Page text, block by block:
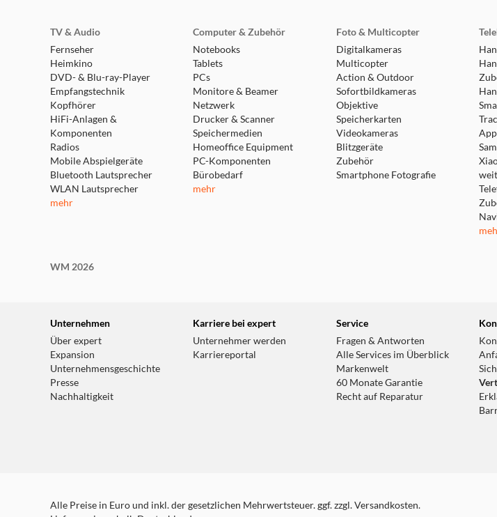
TV & Audio
Fernseher
Heimkino
DVD- & Blu-ray-Player
Empfangstechnik
Kopfhörer
HiFi-Anlagen &
Komponenten
Radios
Mobile Abspielgeräte
Bluetooth Lautsprecher
WLAN Lautsprecher
mehr
Computer & Zubehör
Notebooks
Tablets
PCs
Monitore & Beamer
Netzwerk
Drucker & Scanner
Speichermedien
Homeoffice Equipment
PC-Komponenten
Bürobedarf
mehr
Foto & Multicopter
Digitalkameras
Multicopter
Action & Outdoor
Sofortbildkameras
Objektive
Speicherkarten
Videokameras
Blitzgeräte
Zubehör
Smartphone Fotografie
WM 2026
Unternehmen
Über expert
Expansion
Unternehmensgeschichte
Presse
Nachhaltigkeit
Karriere bei expert
Unternehmer werden
Karriereportal
Service
Fragen & Antworten
Alle Services im Überblick
Markenwelt
60 Monate Garantie
Recht auf Reparatur
Alle Preise in Euro und inkl. der gesetzlichen Mehrwertsteuer. ggf. zzgl. Versandkosten.